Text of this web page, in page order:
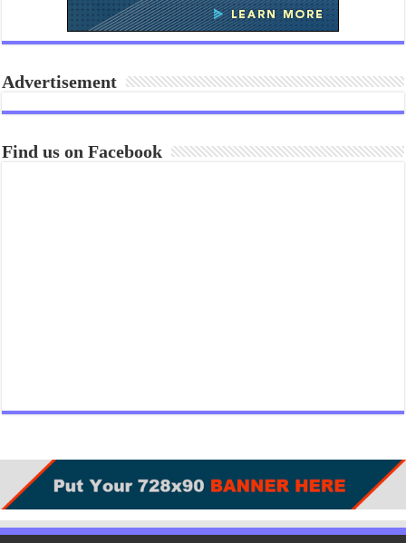
Advertisement
Find us on Facebook